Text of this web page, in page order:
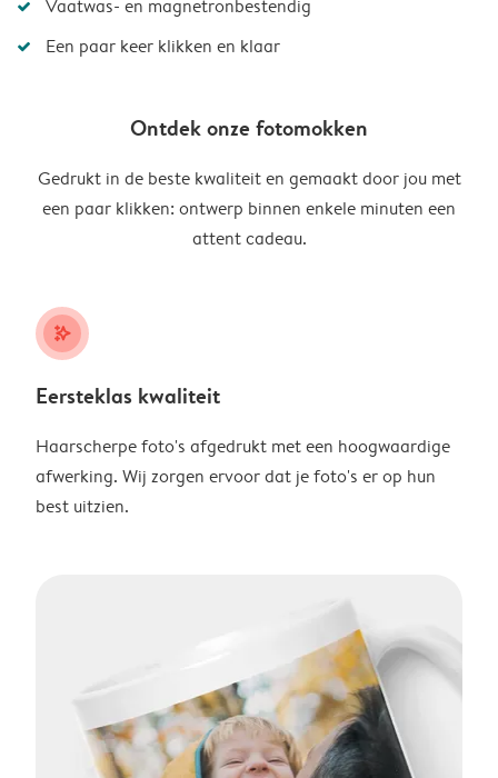
Vaatwas- en magnetronbestendig
Een paar keer klikken en klaar
Ontdek onze fotomokken
Gedrukt in de beste kwaliteit en gemaakt door jou met
een paar klikken: ontwerp binnen enkele minuten een
attent cadeau.
stars_plus
Eersteklas kwaliteit
Haarscherpe foto's afgedrukt met een hoogwaardige
afwerking. Wij zorgen ervoor dat je foto's er op hun
best uitzien.